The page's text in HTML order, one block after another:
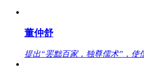
董仲舒
提出“罢黜百家，独尊儒术”，使